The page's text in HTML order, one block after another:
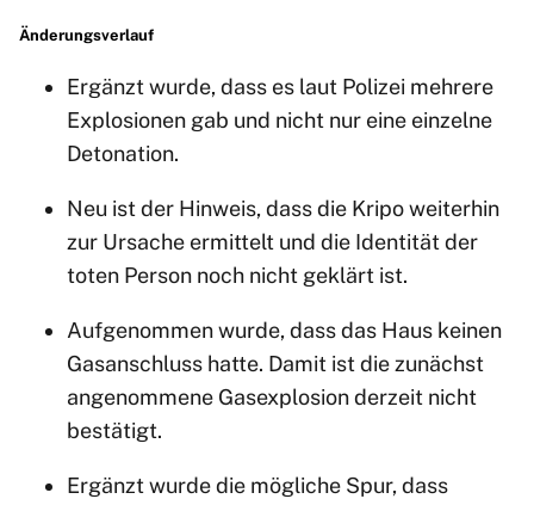
Änderungsverlauf
Ergänzt wurde, dass es laut Polizei mehrere
Explosionen gab und nicht nur eine einzelne
Detonation.
Neu ist der Hinweis, dass die Kripo weiterhin
zur Ursache ermittelt und die Identität der
toten Person noch nicht geklärt ist.
Aufgenommen wurde, dass das Haus keinen
Gasanschluss hatte. Damit ist die zunächst
angenommene Gasexplosion derzeit nicht
bestätigt.
Ergänzt wurde die mögliche Spur, dass